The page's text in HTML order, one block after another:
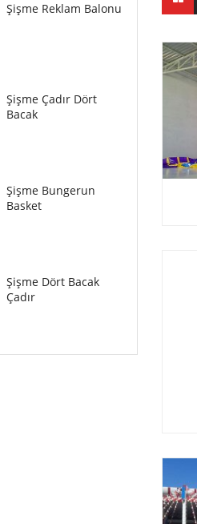
Şişme Reklam Balonu
Şişme Çadır Dört
Bacak
Şişme Bungerun
Basket
Şişme Dört Bacak
Çadır